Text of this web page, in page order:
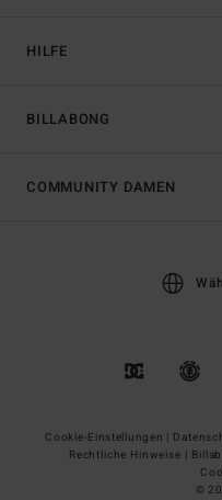
HILFE
BILLABONG
COMMUNITY DAMEN
Cookie-Einstellungen |
Rechtliche Hinweise |
©